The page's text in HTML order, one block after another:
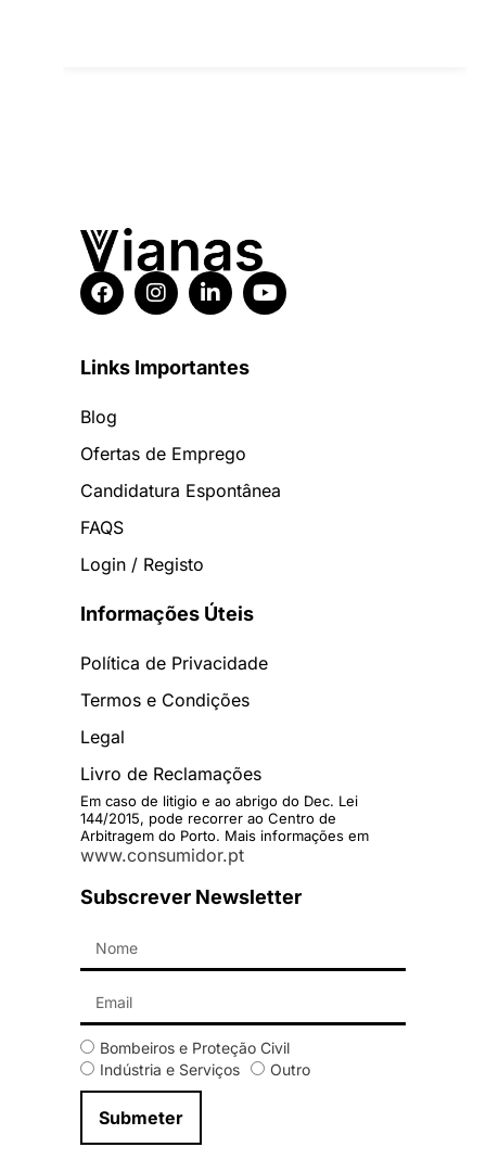
Links Importantes
Blog
Ofertas de Emprego
Candidatura Espontânea
FAQS
Login / Registo
Informações Úteis
Política de Privacidade
Termos e Condições
Legal
Livro de Reclamações
Em caso de litigio e ao abrigo do Dec. Lei
144/2015, pode recorrer ao Centro de
Arbitragem do Porto. Mais informações em
www.consumidor.pt
Subscrever Newsletter
Bombeiros e Proteção Civil
Indústria e Serviços
Outro
Submeter